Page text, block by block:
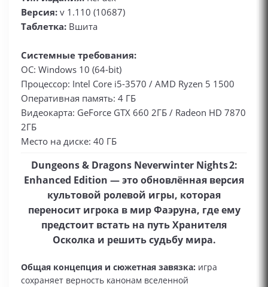
Версия: v 1.110 (10687)
Таблетка: Вшита
Системные требования:
ОС: Windows 10 (64-bit)
Процессор: Intel Core i5-3570 / AMD Ryzen 5 1500
Оперативная память: 4 ГБ
Видеокарта: GeForce GTX 660 2ГБ / Radeon HD 7870
2ГБ
Место на диске: 40 ГБ
Dungeons & Dragons Neverwinter Nights 2:
Enhanced Edition — это обновлённая версия
культовой ролевой игры, которая
переносит игрока в мир Фаэруна, где ему
предстоит встать на путь Хранителя
Осколка и решить судьбу мира.
Общая концепция и сюжетная завязка: игра
сохраняет верность канонам вселенной